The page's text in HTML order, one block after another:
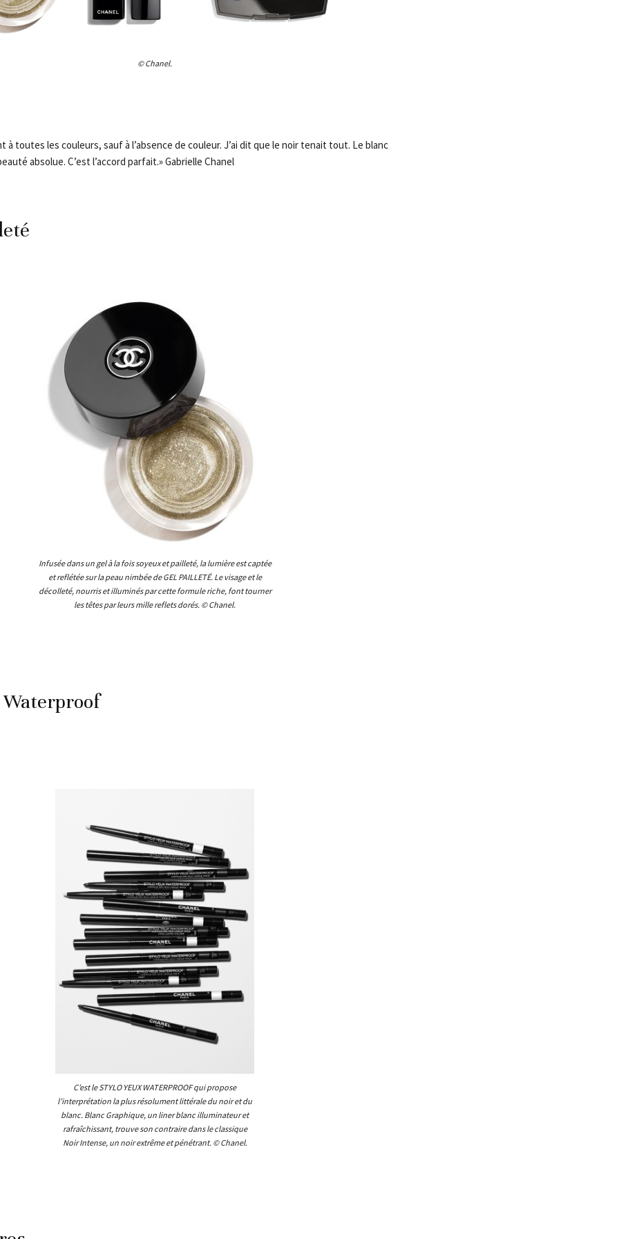
© Chanel.
à toutes les couleurs, sauf à l’absence de couleur. J’ai dit que le noir tenait tout. Le blanc
absolue. C’est l’accord parfait.» Gabrielle Chanel
Infusée dans un gel à la fois soyeux et pailleté, la lumière est captée
et reflétée sur la peau nimbée de GEL PAILLETÉ. Le visage et le
décolleté, nourris et illuminés par cette formule riche, font tourner
les têtes par leurs mille reflets dorés. © Chanel.
C’est le STYLO YEUX WATERPROOF qui propose
l’interprétation la plus résolument littérale du noir et du
blanc. Blanc Graphique, un liner blanc illuminateur et
rafraîchissant, trouve son contraire dans le classique
Noir Intense, un noir extrême et pénétrant. © Chanel.